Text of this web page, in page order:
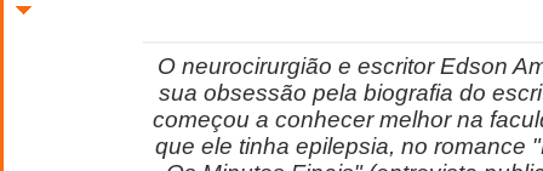
O neurocirurgião e escritor Edson
sua obsessão pela biografia do
começou a conhecer melhor na
que ele tinha epilepsia, no romance